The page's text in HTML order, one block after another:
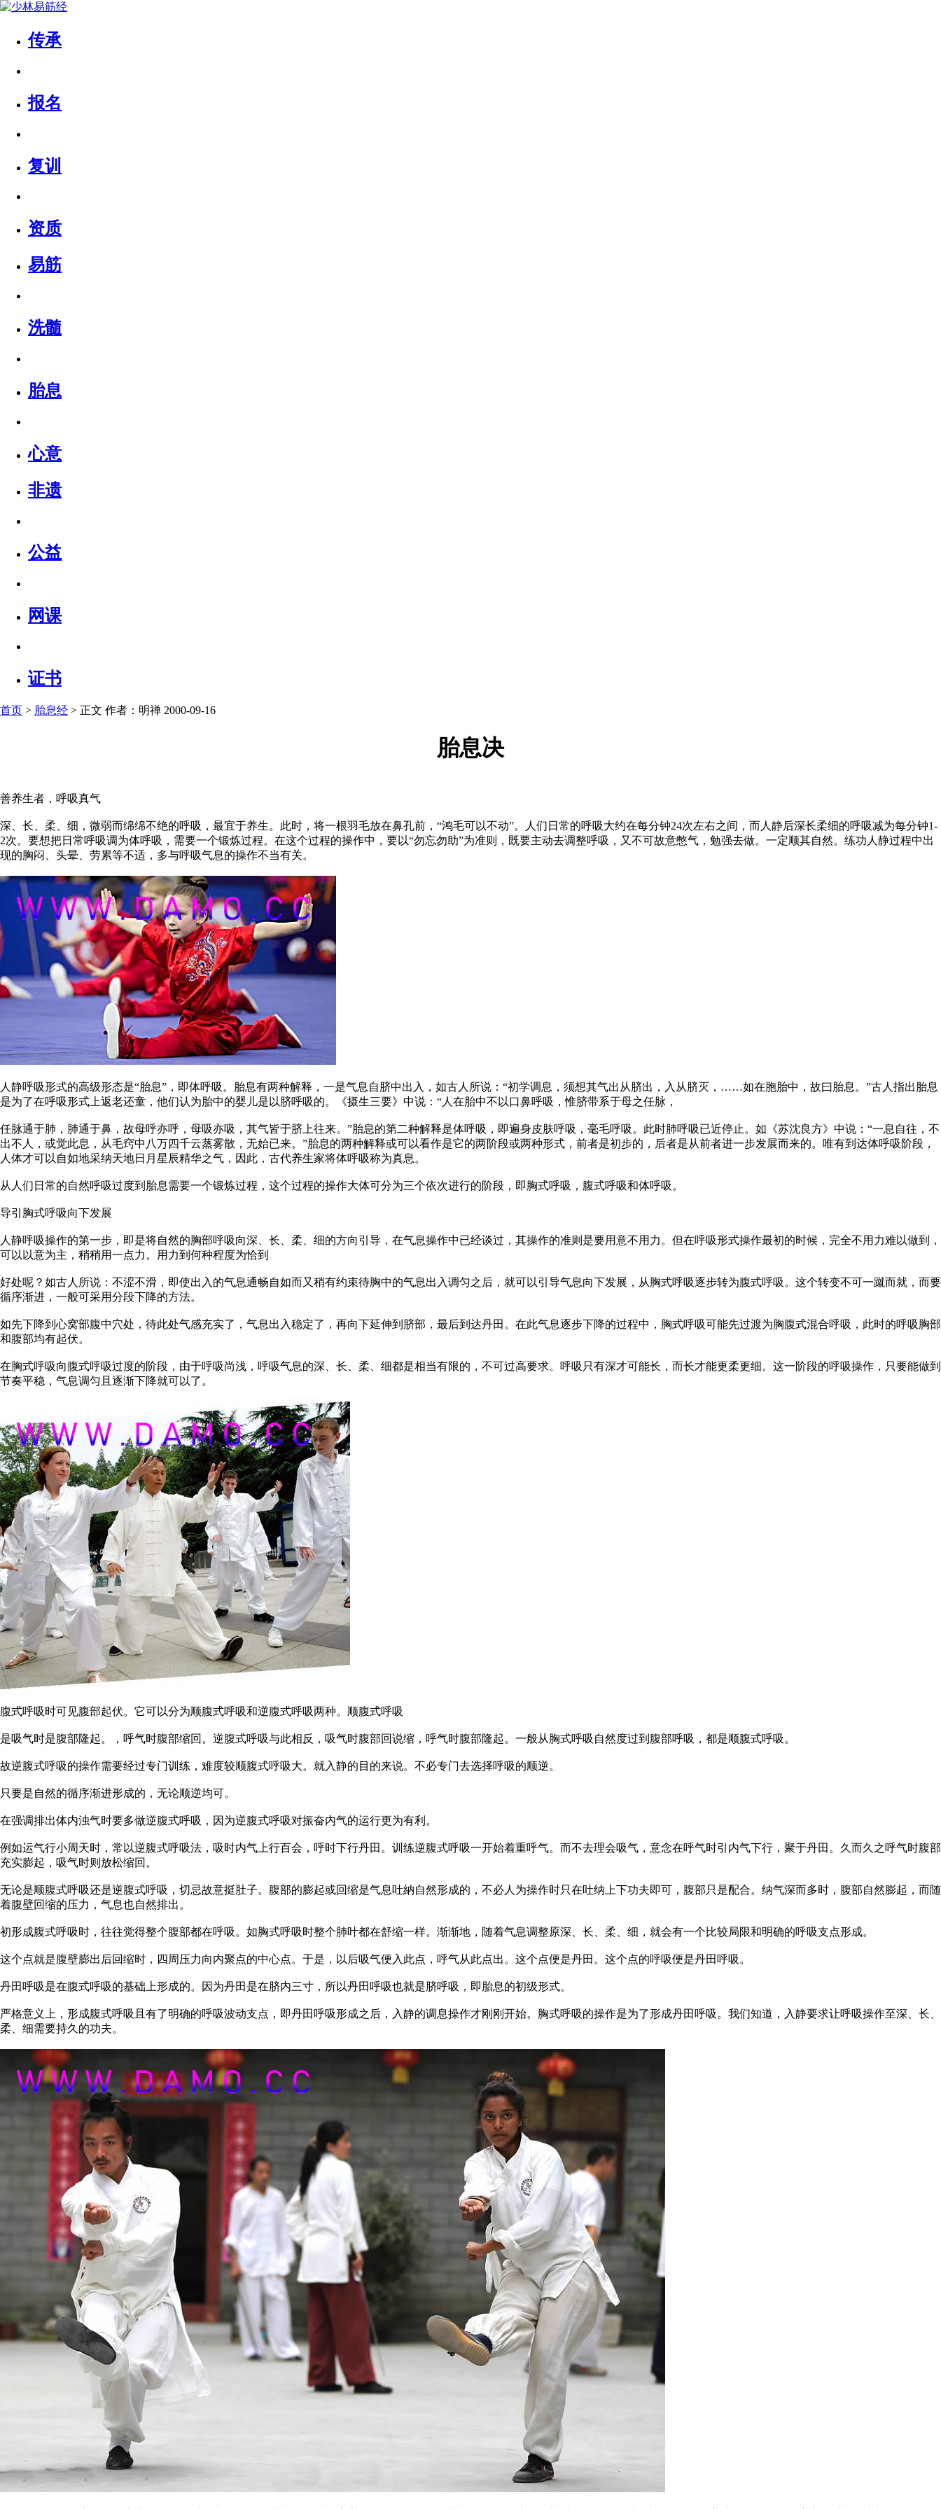
传承
报名
复训
资质
易筋
洗髓
胎息
心意
非遗
公益
网课
证书
首页 > 胎息经 > 正文 作者：明禅 2000-09-16
胎息决
善养生者，呼吸真气
深、长、柔、细，微弱而绵绵不绝的呼吸，最宜于养生。此时，将一根羽毛放在鼻孔前，“鸿毛可以不动”。人们日常的呼吸大约在每分钟24次左右之间，而人静后深长柔细的呼吸减为每分钟1-
2次。要想把日常呼吸调为体呼吸，需要一个锻炼过程。在这个过程的操作中，要以“勿忘勿助”为准则，既要主动去调整呼吸，又不可故意憋气，勉强去做。一定顺其自然。练功人静过程中出
现的胸闷、头晕、劳累等不适，多与呼吸气息的操作不当有关。
人静呼吸形式的高级形态是“胎息”，即体呼吸。胎息有两种解释，一是气息自脐中出入，如古人所说：“初学调息，须想其气出从脐出，入从脐灭，……如在胞胎中，故曰胎息。”古人指出胎息
是为了在呼吸形式上返老还童，他们认为胎中的婴儿是以脐呼吸的。《摄生三要》中说：“人在胎中不以口鼻呼吸，惟脐带系于母之任脉，
任脉通于肺，肺通于鼻，故母呼亦呼，母吸亦吸，其气皆于脐上往来。”胎息的第二种解释是体呼吸，即遍身皮肤呼吸，毫毛呼吸。此时肺呼吸已近停止。如《苏沈良方》中说：“一息自往，不
出不人，或觉此息，从毛窍中八万四千云蒸雾散，无始已来。”胎息的两种解释或可以看作是它的两阶段或两种形式，前者是初步的，后者是从前者进一步发展而来的。唯有到达体呼吸阶段，
人体才可以自如地采纳天地日月星辰精华之气，因此，古代养生家将体呼吸称为真息。
从人们日常的自然呼吸过度到胎息需要一个锻炼过程，这个过程的操作大体可分为三个依次进行的阶段，即胸式呼吸，腹式呼吸和体呼吸。
导引胸式呼吸向下发展
人静呼吸操作的第一步，即是将自然的胸部呼吸向深、长、柔、细的方向引导，在气息操作中已经谈过，其操作的准则是要用意不用力。但在呼吸形式操作最初的时候，完全不用力难以做到，
可以以意为主，稍稍用一点力。用力到何种程度为恰到
好处呢？如古人所说：不涩不滑，即使出入的气息通畅自如而又稍有约束待胸中的气息出入调匀之后，就可以引导气息向下发展，从胸式呼吸逐步转为腹式呼吸。这个转变不可一蹴而就，而要
循序渐进，一般可采用分段下降的方法。
如先下降到心窝部腹中穴处，待此处气感充实了，气息出入稳定了，再向下延伸到脐部，最后到达丹田。在此气息逐步下降的过程中，胸式呼吸可能先过渡为胸腹式混合呼吸，此时的呼吸胸部
和腹部均有起伏。
在胸式呼吸向腹式呼吸过度的阶段，由于呼吸尚浅，呼吸气息的深、长、柔、细都是相当有限的，不可过高要求。呼吸只有深才可能长，而长才能更柔更细。这一阶段的呼吸操作，只要能做到
节奏平稳，气息调匀且逐渐下降就可以了。
腹式呼吸时可见腹部起伏。它可以分为顺腹式呼吸和逆腹式呼吸两种。顺腹式呼吸
是吸气时是腹部隆起。，呼气时腹部缩回。逆腹式呼吸与此相反，吸气时腹部回说缩，呼气时腹部隆起。一般从胸式呼吸自然度过到腹部呼吸，都是顺腹式呼吸。
故逆腹式呼吸的操作需要经过专门训练，难度较顺腹式呼吸大。就入静的目的来说。不必专门去选择呼吸的顺逆。
只要是自然的循序渐进形成的，无论顺逆均可。
在强调排出体内浊气时要多做逆腹式呼吸，因为逆腹式呼吸对振奋内气的运行更为有利。
例如运气行小周天时，常以逆腹式呼吸法，吸时内气上行百会，呼时下行丹田。训练逆腹式呼吸一开始着重呼气。而不去理会吸气，意念在呼气时引内气下行，聚于丹田。久而久之呼气时腹部
充实膨起，吸气时则放松缩回。
无论是顺腹式呼吸还是逆腹式呼吸，切忌故意挺肚子。腹部的膨起或回缩是气息吐納自然形成的，不必人为操作时只在吐纳上下功夫即可，腹部只是配合。纳气深而多时，腹部自然膨起，而随
着腹壁回缩的压力，气息也自然排出。
初形成腹式呼吸时，往往觉得整个腹部都在呼吸。如胸式呼吸时整个肺叶都在舒缩一样。渐渐地，随着气息调整原深、长、柔、细，就会有一个比较局限和明确的呼吸支点形成。
这个点就是腹壁膨出后回缩时，四周压力向内聚点的中心点。于是，以后吸气便入此点，呼气从此点出。这个点便是丹田。这个点的呼吸便是丹田呼吸。
丹田呼吸是在腹式呼吸的基础上形成的。因为丹田是在脐内三寸，所以丹田呼吸也就是脐呼吸，即胎息的初级形式。
严格意义上，形成腹式呼吸且有了明确的呼吸波动支点，即丹田呼吸形成之后，入静的调息操作才刚刚开始。胸式呼吸的操作是为了形成丹田呼吸。我们知道，入静要求让呼吸操作至深、长、
柔、细需要持久的功夫。